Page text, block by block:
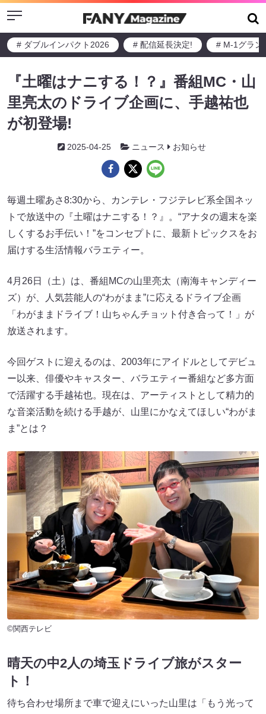
Menu
# ダブルインパクト2026 # 配信延長決定! # M-1グラン
『土曜はナニする！？』番組MC・山
里亮太のドライブ企画に、手越祐也
が初登場!
2025-04-25 ニュース お知らせ
毎週土曜あさ8:30から、カンテレ・フジテレビ系全国ネッ
トで放送中の『土曜はナニする！？』。“アナタの週末を楽
しくするお手伝い！”をコンセプトに、最新トピックスをお
届けする生活情報バラエティー。
4月26日（土）は、番組MCの山里亮太（南海キャンディー
ズ）が、人気芸能人の“わがまま”に応えるドライブ企画
「わがままドライブ！山ちゃんチョット付き合って！」が
放送されます。
今回ゲストに迎えるのは、2003年にアイドルとしてデビュ
ー以来、俳優やキャスター、バラエティー番組など多方面
で活躍する手越祐也。現在は、アーティストとして精力的
な音楽活動を続ける手越が、山里にかなえてほしい“わがま
ま”とは？
©関西テレビ
晴天の中2人の埼玉ドライブ旅がスター
ト！
待ち合わせ場所まで車で迎えにいった山里は「もう光って